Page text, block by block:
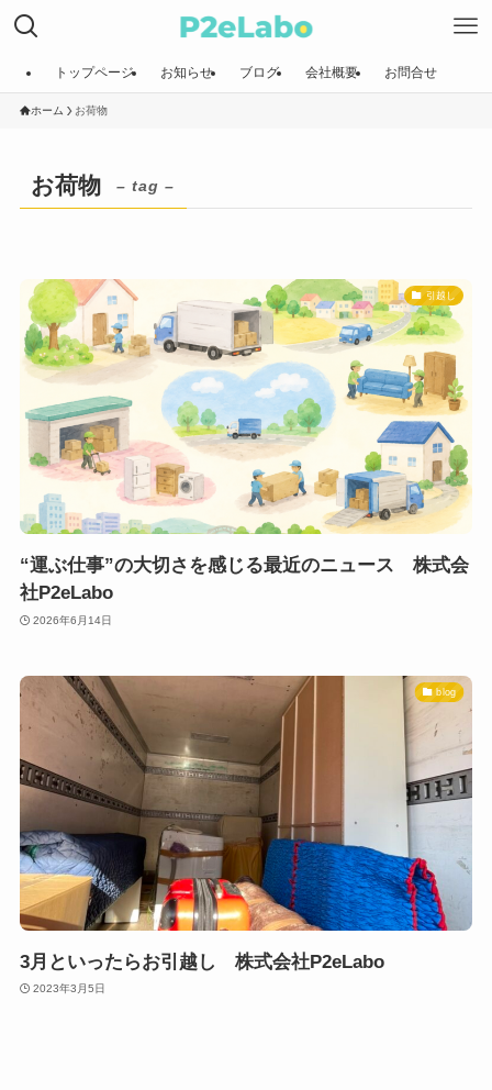
トップページ お知らせ ブログ 会社概要 お問合せ
ホーム お荷物
お荷物 – tag –
引越し
“運ぶ仕事”の大切さを感じる最近のニュース 株式会
社P2eLabo
2026年6月14日
blog
3月といったらお引越し 株式会社P2eLabo
2023年3月5日